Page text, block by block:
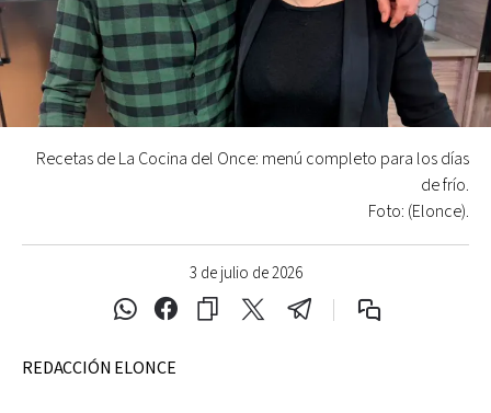
3 de julio de 2026
Recetas de La Cocina del Once: menú completo para los días
de frío.
Foto: (Elonce).
REDACCIÓN ELONCE